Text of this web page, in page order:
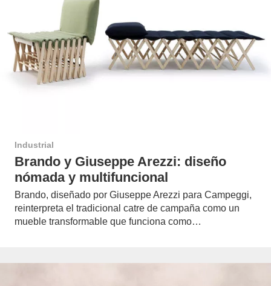
Industrial
Brando y Giuseppe Arezzi: diseño
nómada y multifuncional
Brando, diseñado por Giuseppe Arezzi para Campeggi,
reinterpreta el tradicional catre de campaña como un
mueble transformable que funciona como…